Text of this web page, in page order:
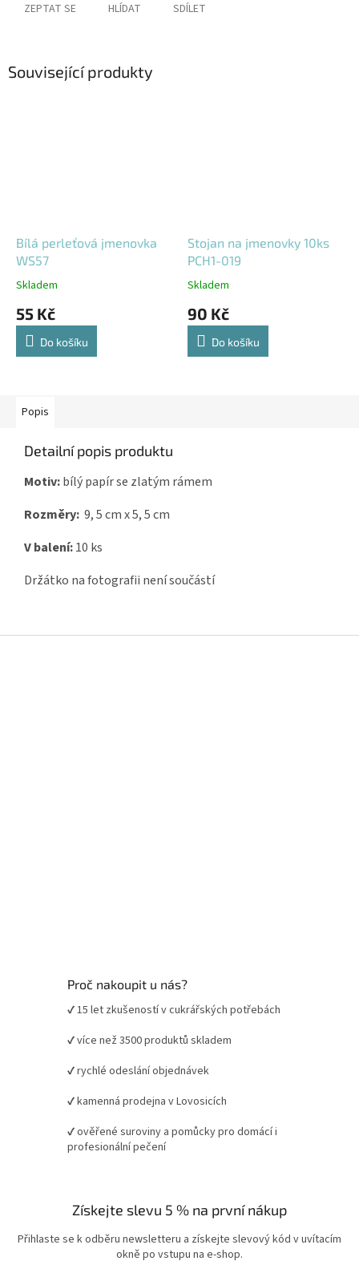
ZEPTAT SE HLÍDAT SDÍLET
Související produkty
Bílá perleťová jmenovka
WS57
Skladem
55 Kč
Do košíku
Stojan na jmenovky 10ks
PCH1-019
Skladem
90 Kč
Do košíku
Popis
Detailní popis produktu
Motiv:bílý papír se zlatým rámem
Rozměry: 9, 5 cm x 5, 5 cm
V balení:10 ks
Držátko na fotografii není součástí
Proč nakoupit u nás?
✔ 15 let zkušeností v cukrářských potřebách
✔ více než 3500 produktů skladem
✔ rychlé odeslání objednávek
✔ kamenná prodejna v Lovosicích
✔ ověřené suroviny a pomůcky pro domácí i
profesionální pečení
Získejte slevu 5 % na první nákup
Přihlaste se k odběru newsletteru a získejte slevový kód v uvítacím
okně po vstupu na e-shop.